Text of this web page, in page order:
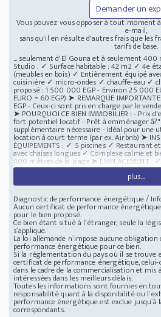
Demander un
Vous pouvez vous opposer à tout moment
e-mail,
sans qu'il en résulte d'autres frais que les
tarifs de base.
... seulement d'El Gouna et à seulement
Studio : ✓ Surface habitable : 42 m2 ✓ 4e
(meubles en bois) ✓ Entièrement équipé
cuisinière ✓ micro-ondes ✓ chauffe-eau ✓
proposé : 1 500 000 EGP - Environ 25 000
EURO = 60 EGP) ➤ REMARQUE
EGP - Ceux-ci sont pris en charge par le
➤ POURQUOI CE BIEN IMMOBILIER : -
fort potentiel locatif - Prêt à emménager
supplémentaire nécessaire - Idéal pour une
location à court terme (par ex. Airbnb) ➤
ÉQUIPEMENTS : ✓ 5 piscines ✓ Restaurant
avec chaises longues ✓ Complexe calme et
400 mètres de la plage ➤ EMPLACEMENT :
Gouna ✓ À environ 20 minutes de
Une opportunité intéressante pour les
immobilier prêt à emménager, bien situé
pour un usage personnel que comme
Emplacement : Hurghada - Égypte Studio
piscine prêt à
plus...
Diagnostic de performance énergétique /
Aucun certificat de performance
pour le bien proposé.
Ce bien étant situé à l´étranger, seule la
s´applique.
La loi allemande n´impose aucune
performance énergétique pour ce bien.
Si la réglementation du pays où il se trouve
certificat de performance énergétique,
dans le cadre de la commercialisation et mis
intéressées dans les meilleurs délais.
Toutes les informations sont fournies en
responsabilité quant à la disponibilité ou
performance énergétique est exclue
correspondants.